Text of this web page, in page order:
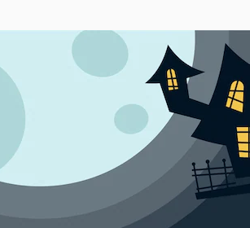
導くためのプラ
、企業、代理
以上が利用して
製品
AI アシスタント
AI 画像生成ツール
AI 動画生成ツール
AI 音声合成ツール
はじ
ドキ
サポー
利用規
プラ